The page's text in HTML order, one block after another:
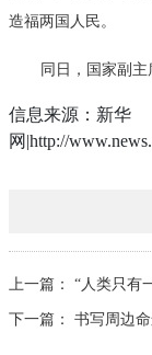
造福两国人民。
同日，国家副主
信息来源：新华
网|http://
上一篇：
“人类只有
下一篇：
书写周边命运